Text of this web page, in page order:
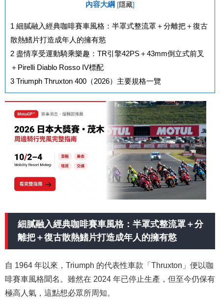
內容大綱 [隱藏]
1 細膩融入經典咖啡賽車風格：半罩式整流罩＋分離把＋復古
散熱鰭片打造成年人的擁有慾
2 盡情享受運動騎乘樂趣：TR引擎42PS＋43mm倒立式前叉
＋Pirelli Diablo Rosso IV標配
3 Triumph Thruxton 400（2026）主要規格一覽
細膩融入經典咖啡賽車風格：半罩式整流罩＋分
離把＋復古散熱鰭片打造成年人的擁有慾
自 1964 年以來，Triumph 的代表性車款「Thruxton」便以咖
啡賽車風格聞名。雖然在 2024 年已停止生產，但至今仍保有
極高人氣，這點想必眾所周知。